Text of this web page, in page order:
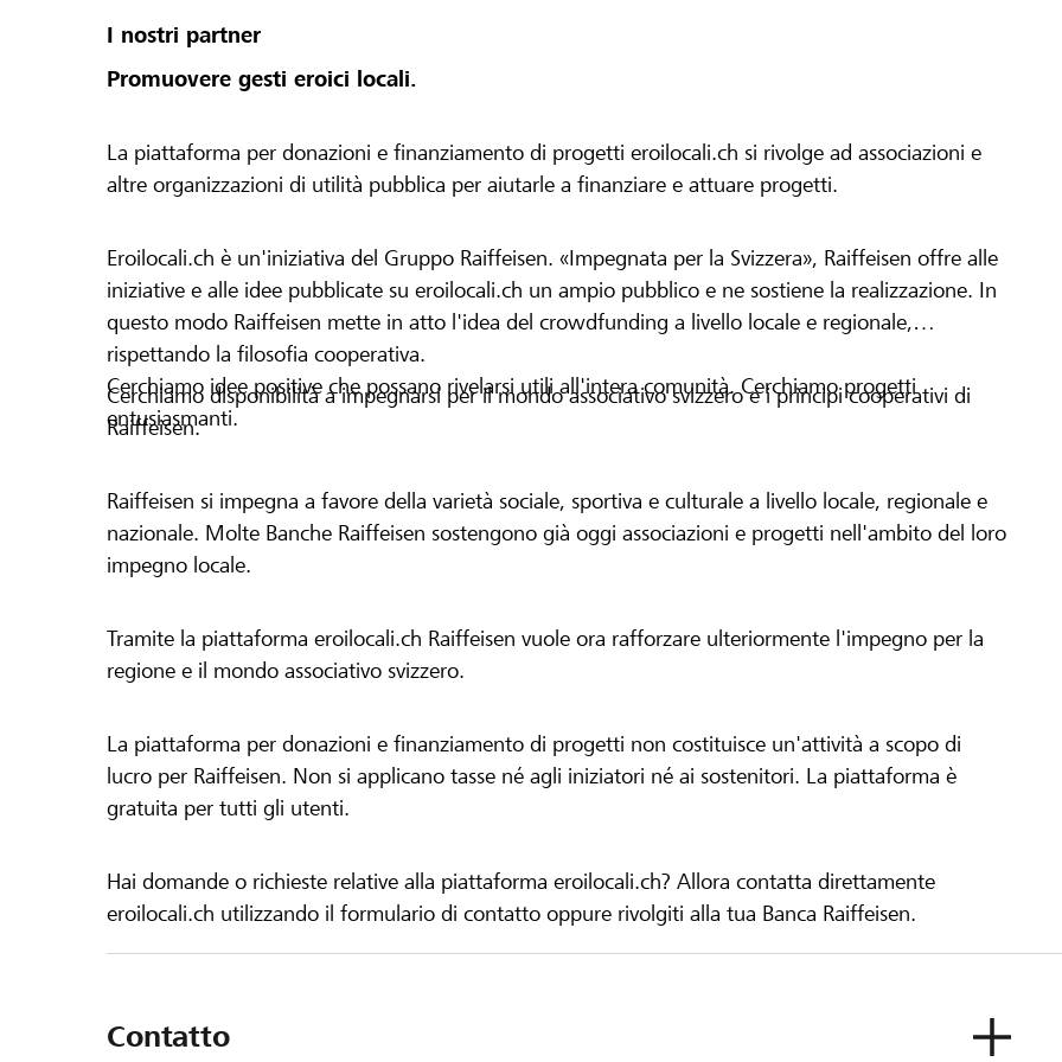
I nostri partner
Promuovere gesti eroici locali.
La piattaforma per donazioni e finanziamento di progetti eroilocali.ch si rivolge ad associazioni e
altre organizzazioni di utilità pubblica per aiutarle a finanziare e attuare progetti.
Eroilocali.ch è un'iniziativa del Gruppo Raiffeisen. «Impegnata per la Svizzera», Raiffeisen offre alle
iniziative e alle idee pubblicate su eroilocali.ch un ampio pubblico e ne sostiene la realizzazione. In
questo modo Raiffeisen mette in atto l'idea del crowdfunding a livello locale e regionale,
rispettando la filosofia cooperativa.
Cerchiamo idee positive che possano rivelarsi utili all'intera comunità. Cerchiamo progetti
entusiasmanti.
Cerchiamo disponibilità a impegnarsi per il mondo associativo svizzero e i principi cooperativi di
Raiffeisen.
Raiffeisen si impegna a favore della varietà sociale, sportiva e culturale a livello locale, regionale e
nazionale. Molte Banche Raiffeisen sostengono già oggi associazioni e progetti nell'ambito del loro
impegno locale.
Tramite la piattaforma eroilocali.ch Raiffeisen vuole ora rafforzare ulteriormente l'impegno per la
regione e il mondo associativo svizzero.
La piattaforma per donazioni e finanziamento di progetti non costituisce un'attività a scopo di
lucro per Raiffeisen. Non si applicano tasse né agli iniziatori né ai sostenitori. La piattaforma è
gratuita per tutti gli utenti.
Hai domande o richieste relative alla piattaforma eroilocali.ch? Allora contatta direttamente
eroilocali.ch utilizzando il formulario di contatto oppure rivolgiti alla tua Banca Raiffeisen.
Contatto